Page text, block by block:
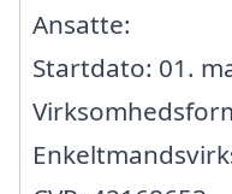
Ansatte:
Startdato: 01.